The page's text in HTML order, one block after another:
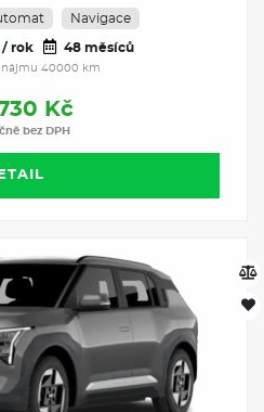
Navigace
/ rok 48 měsíců
nájmu 40000 km
Kč
bez DPH